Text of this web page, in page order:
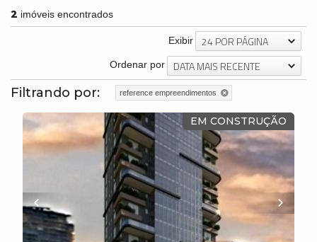
2 imóveis encontrados
Exibir 24 POR PÁGINA
Ordenar por DATA MAIS RECENTE
Filtrando por: reference empreendimentos
EM CONSTRUÇÃO